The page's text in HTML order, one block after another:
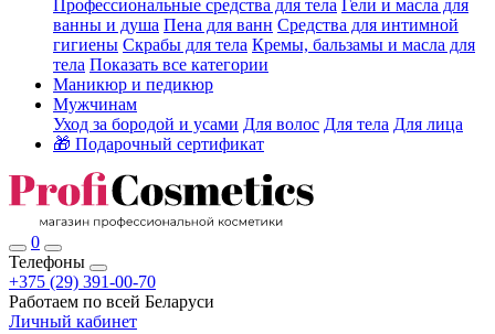
Профессиональные средства для тела Гели и масла для
ванны и душа Пена для ванн Средства для интимной
гигиены Скрабы для тела Кремы, бальзамы и масла для
тела Показать все категории
Маникюр и педикюр
Мужчинам
Уход за бородой и усами Для волос Для тела Для лица
🎁 Подарочный сертификат
0
Телефоны
+375 (29) 391-00-70
Работаем по всей Беларуси
Личный кабинет